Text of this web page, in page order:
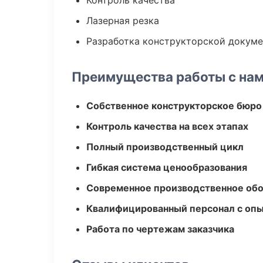
Лазерная резка
Разработка конструкторской
Преимущества работы с
Собственное конструкторское бюро
Контроль качества на всех этапах
Полный производственный цикл
Гибкая система ценообразования
Современное производственное
Квалифицированный персонал с
Работа по чертежам заказчика